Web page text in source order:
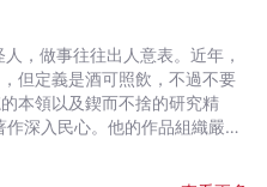
大嫌疑的兇手…… 這場捉
之虞！ 「在時間中旅
若是真可以隨時間回到過去，
但定義是酒可照飲，不過不要
本領以及鍥而不捨的研究精
深入民心。他的作品組織嚴謹